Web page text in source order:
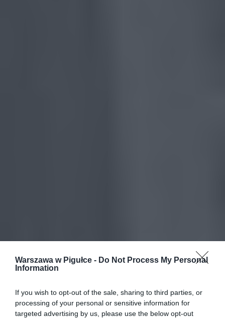
Warszawa w Pigułce - Do Not Process My Personal
Information
If you wish to opt-out of the sale, sharing to third parties, or
processing of your personal or sensitive information for
targeted advertising by us, please use the below opt-out